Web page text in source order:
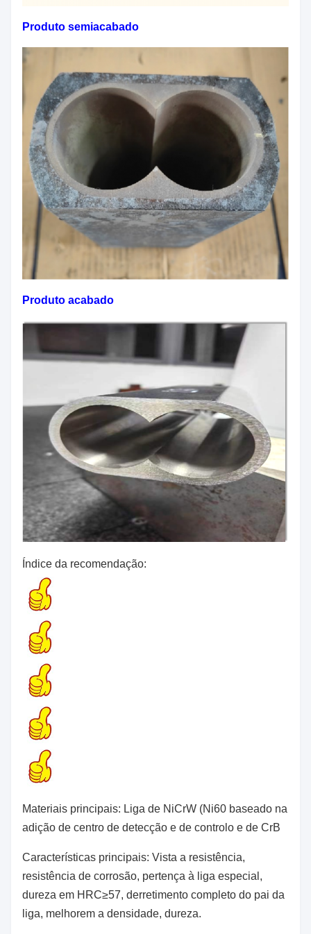
Produto semiacabado
Produto acabado
Índice da recomendação:
Materiais principais: Liga de NiCrW (Ni60 baseado na
adição de centro de detecção e de controlo e de CrB
Características principais: Vista a resistência,
resistência de corrosão, pertença à liga especial,
dureza em HRC≥57, derretimento completo do pai da
liga, melhorem a densidade, dureza.